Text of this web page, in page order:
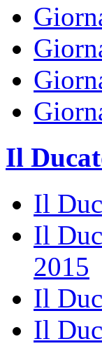
Il
Il
Il
2015
Il
Il